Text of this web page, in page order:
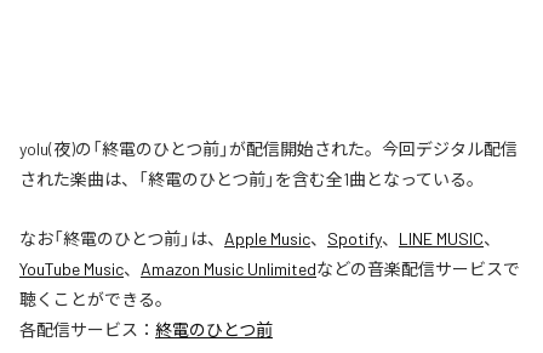
yolu(夜)の「終電のひとつ前」が配信開始された。今回デジタル配信
された楽曲は、「終電のひとつ前」を含む全1曲となっている。
なお「終電のひとつ前」は、 Apple Music、 Spotify、 LINE MUSIC、
YouTube Music、 Amazon Music Unlimitedなどの音楽配信サービスで
聴くことができる。
各配信サービス： 終電のひとつ前